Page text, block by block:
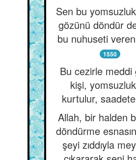
Sen bu
gözünü döndür
bu nuhuseti
1550
Bu cezirle meddi
kişi,
kurtulur,
Allah, bir halden
döndürme
şeyi zıddıyla